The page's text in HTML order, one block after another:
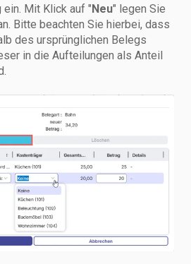
Mit Klick auf "Neu" legen Sie
Bitte beachten Sie hierbei, dass
des ursprünglichen Belegs
in die Aufteilungen als Anteil